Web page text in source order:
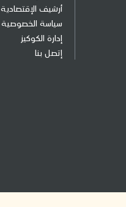
أرشيف الإقتصادية
سياسة الخصوصية
إدارة الكوكيز
إتصل بنا